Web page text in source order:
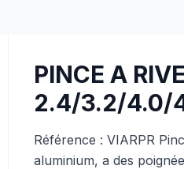
PINCE A
2.4/3.2/4.0/
Référence : VIARPR
aluminium, a des